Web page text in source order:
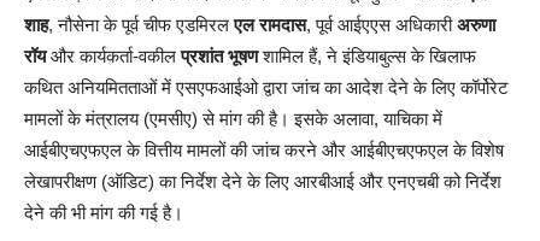
शाह, नौसेना के पूर्व चीफ एडमिरलएल रामदास, पूर्व आईएएस अधिकारीअरुणा
रॉयऔर कार्यकर्ता-वकीलप्रशांत भूषणशामिल हैं, ने इंडियाबुल्स के खिलाफ
कथित अनियमितताओं में एसएफआईओ द्वारा जांच का आदेश देने के लिए कॉर्पोरेट
मामलों के मंत्रालय (एमसीए) से मांग की है। इसके अलावा, याचिका में
आईबीएचएफएल के वित्तीय मामलों की जांच करने और आईबीएचएफएल के विशेष
लेखापरीक्षण (ऑडिट) का निर्देश देने के लिए आरबीआई और एनएचबी को निर्देश
देने की भी मांग की गई है।